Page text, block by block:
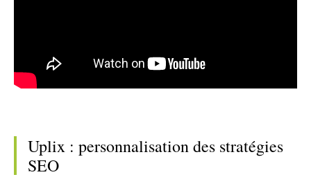
Uplix : personnalisation des stratégies
SEO